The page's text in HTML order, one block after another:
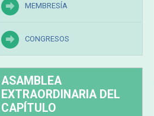
MEMBRESÍA
CONGRESOS
ASAMBLEA
EXTRAORDINARIA DEL
CAPÍTULO